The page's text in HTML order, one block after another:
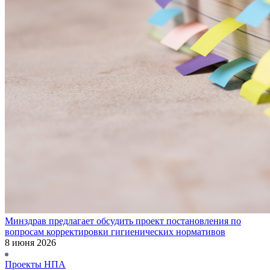
Минздрав предлагает обсудить проект постановления по
вопросам корректировки гигиенических нормативов
8 июня 2026
Проекты НПА